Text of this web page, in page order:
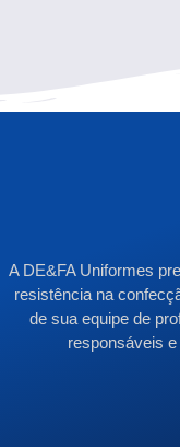
A DE&FA Uniformes
resistência na
de sua equipe de
responsáveis